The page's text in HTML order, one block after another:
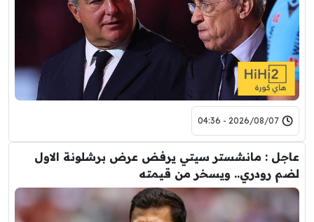
2026/08/07 - 04:36
عاجل : مانشستر سيتي يرفض عرض برشلونة الاول
لضم رودري.. ويسخر من قيمته